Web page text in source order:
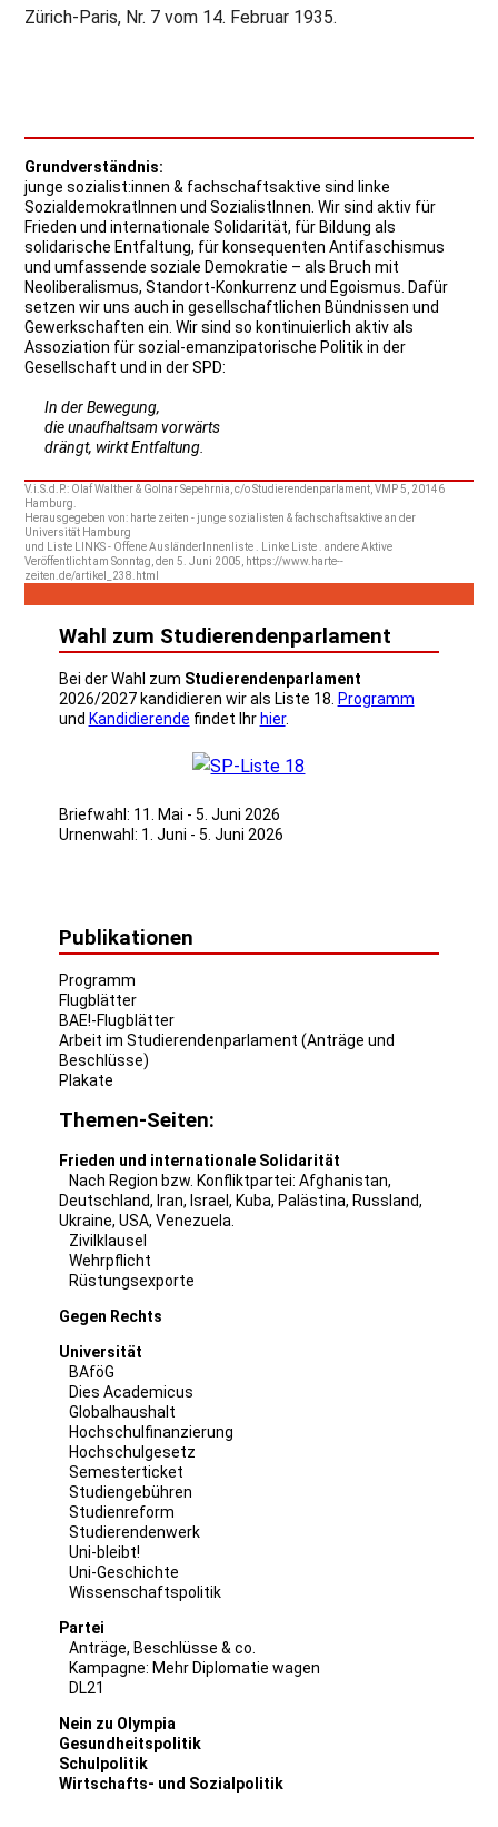
Zürich-Paris, Nr. 7 vom 14. Februar 1935.
Grundverständnis:
junge sozialist:innen & fachschaftsaktive sind linke
SozialdemokratInnen und SozialistInnen. Wir sind aktiv für
Frieden und internationale Solidarität, für Bildung als
solidarische Entfaltung, für konsequenten Antifaschismus
und umfassende soziale Demokratie – als Bruch mit
Neoliberalismus, Standort-Konkurrenz und Egoismus. Dafür
setzen wir uns auch in gesellschaftlichen Bündnissen und
Gewerkschaften ein. Wir sind so kontinuierlich aktiv als
Assoziation für sozial-emanzipatorische Politik in der
Gesellschaft und in der SPD:
In der Bewegung,
die unaufhaltsam vorwärts
drängt, wirkt Entfaltung.
V.i.S.d.P.: Olaf Walther & Golnar Sepehrnia, c/o Studierendenparlament, VMP 5, 20146
Hamburg.
Herausgegeben von: harte zeiten - junge sozialisten & fachschaftsaktive an der
Universität Hamburg
und Liste LINKS - Offene AusländerInnenliste . Linke Liste . andere Aktive
Veröffentlicht am Sonntag, den 5. Juni 2005, https://www.harte--
zeiten.de/artikel_238.html
Wahl zum Studierendenparlament
Bei der Wahl zum Studierendenparlament
2026/2027 kandidieren wir als Liste 18. Programm
und Kandidierende findet Ihr hier.
Briefwahl: 11. Mai - 5. Juni 2026
Urnenwahl: 1. Juni - 5. Juni 2026
Publikationen
Programm
Flugblätter
BAE!-Flugblätter
Arbeit im Studierendenparlament (Anträge und
Beschlüsse)
Plakate
Themen-Seiten:
Frieden und internationale Solidarität
Nach Region bzw. Konfliktpartei: Afghanistan,
Deutschland, Iran, Israel , Kuba, Palästina, Russland,
Ukraine, USA, Venezuela
Zivilklausel
Wehrpflicht
Rüstungsexporte
Gegen Rechts
Universität
BAföG
Dies Academicus
Globalhaushalt
Hochschulfinanzierung
Hochschulgesetz
Semesterticket
Studiengebühren
Studienreform
Studierendenwerk
Uni-bleibt!
Uni-Geschichte
Wissenschaftspolitik
Partei
Anträge, Beschlüsse & co.
Kampagne: Mehr Diplomatie wagen
DL21
Nein zu Olympia
Gesundheitspolitik
Schulpolitik
Wirtschafts- und Sozialpolitik